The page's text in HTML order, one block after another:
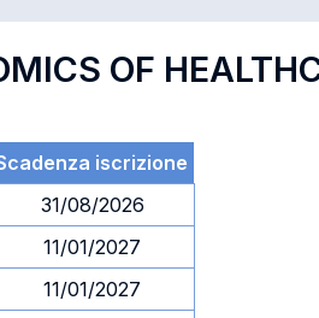
OF
iscrizione
31/08/2026
11/01/2027
11/01/2027